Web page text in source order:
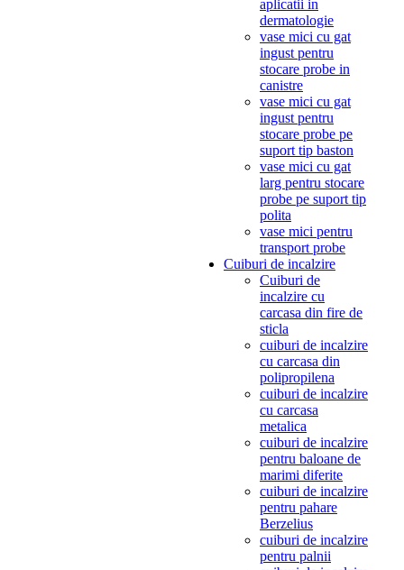
aplicatii in
dermatologie
vase mici cu gat
ingust pentru
stocare probe in
canistre
vase mici cu gat
ingust pentru
stocare probe pe
suport tip baston
vase mici cu gat
larg pentru stocare
probe pe suport tip
polita
vase mici pentru
transport probe
Cuiburi de incalzire
Cuiburi de
incalzire cu
carcasa din fire de
sticla
cuiburi de incalzire
cu carcasa din
polipropilena
cuiburi de incalzire
cu carcasa
metalica
cuiburi de incalzire
pentru baloane de
marimi diferite
cuiburi de incalzire
pentru pahare
Berzelius
cuiburi de incalzire
pentru palnii